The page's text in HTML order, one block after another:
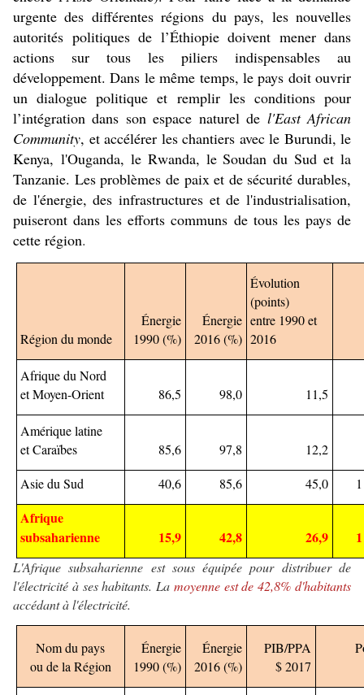
urgente des différentes régions du pays, les nouvelles
autorités politiques de l’Éthiopie doivent mener dans
actions sur tous les piliers indispensables au
développement. Dans le même temps, le pays doit ouvrir
un dialogue politique et remplir les conditions pour
l’intégration dans son espace naturel de l'East African
Community, et accélérer les chantiers avec le Burundi, le
Kenya, l'Ouganda, le Rwanda, le Soudan du Sud et la
Tanzanie. Les problèmes de paix et de sécurité durables,
de l'énergie, des infrastructures et de l'industrialisation,
puiseront dans les efforts communs de tous les pays de
cette région.
Région du monde
Énergie
1990 (%)
Énergie
2016 (%)
Évolution
(points)
entre 1990 et
2016
Afrique du Nord
et Moyen-Orient
86,5 98,0 11,5
Amérique latine
et Caraïbes
85,6 97,8
12,2
Asie du Sud
40,6 85,6 45,0
Afrique
subsaharienne
15,9 42,8 26,9
L'Afrique subsaharienne est sous équipée pour distribuer de
l'électricité à ses habitants. La moyenne est de 42,8% d'habitants
accédant à l'électricité.
Nom du pays
ou de la Région
Énergie
1990 (%)
Énergie
2016 (%)
PIB/PPA
$ 2017